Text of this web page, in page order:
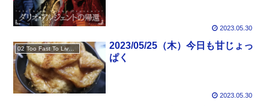
2023.05.30
02 Too Fast To Live Too Young To Die
2023/05/25（木）今日も甘じょっ
ぱく
2023.05.30